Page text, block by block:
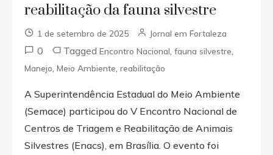
reabilitação da fauna silvestre
1 de setembro de 2025 Jornal em Fortaleza
0 TaggedEncontro Nacional ,fauna silvestre
Manejo ,Meio Ambiente ,reabilitação
A Superintendência Estadual do Meio Ambiente
(Semace) participou do V Encontro Nacional de
Centros de Triagem e Reabilitação de Animais
Silvestres (Enacs), em Brasília. O evento foi